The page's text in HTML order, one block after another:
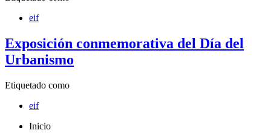
eif
Exposición conmemorativa del Día del
Urbanismo
Etiquetado como
eif
Inicio